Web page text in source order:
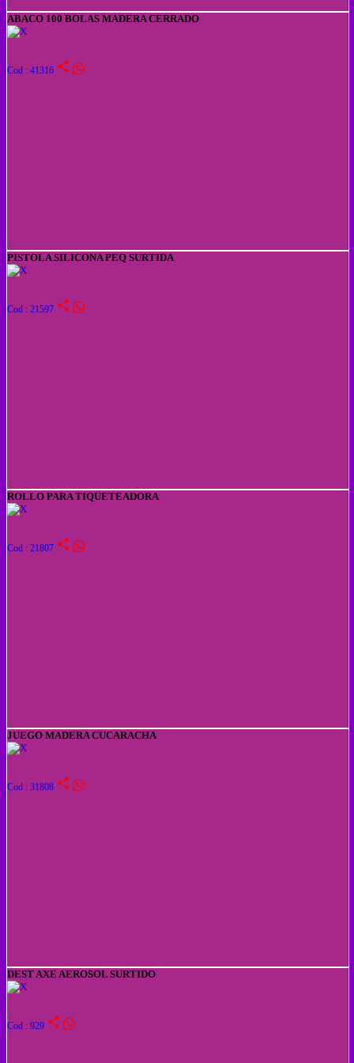
ABACO 100 BOLAS MADERA CERRADO
Cod : 41316 share
PISTOLA SILICONA PEQ SURTIDA
Cod : 21597 share
ROLLO PARA TIQUETEADORA
Cod : 21807 share
JUEGO MADERA CUCARACHA
Cod : 31808 share
DEST AXE AEROSOL SURTIDO
Cod : 929 share